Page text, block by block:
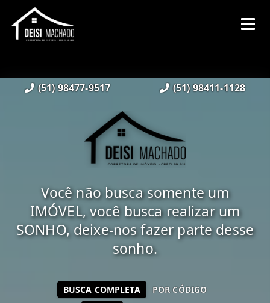
(51) 98477-9517 (51) 98411-1128
Você não busca somente um
IMÓVEL, você busca realizar um
SONHO, deixe-nos fazer parte desse
sonho.
BUSCA COMPLETA POR CÓDIGO